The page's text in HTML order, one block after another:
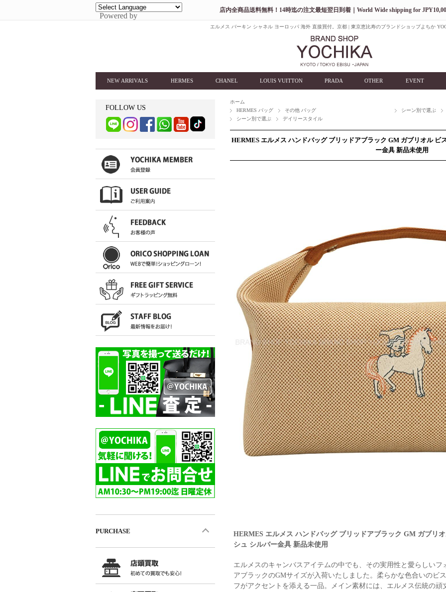
Powered by
店内全商品送料無料！14時迄の注文最短翌日到着｜World Wide shipping for
エルメス バーキン シャネル ヨーロッパ 海外 直接買付。京都 | 東京恵比寿のブランドショップよちか
NEW ARRIVALS HERMES CHANEL LOUIS VUITTON PRADA OTHER EVENT
ホーム
HERMES バッグ
その他 バッグ
シーン別で選ぶ
シーン別で選ぶ
デイリースタイル
HERMES エルメス ハンドバッグ ブリッドアブラック GM ガブリオル ビ
ー金具 新品未使用
HERMES エルメス ハンドバッグ ブリッドアブラック GM ガブリ
シュ シルバー金具 新品未使用
エルメスのキャンバスアイテムの中でも、その実用性と愛らしい
アブラックのGMサイズが入荷いたしました。柔らかな色合いのビ
フがアクセントを添える一品。メイン素材には、エルメス伝統の
FOLLOW US
PURCHASE